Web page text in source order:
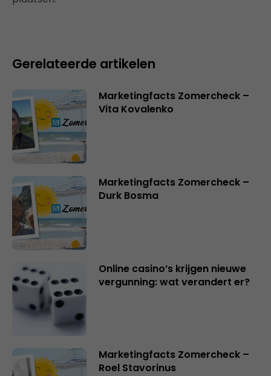
Gerelateerde artikelen
Marketingfacts Zomercheck –
Vita Kovalenko
Marketingfacts Zomercheck –
Durk Bosma
Online casino’s krijgen nieuwe
vergunning: wat verandert er?
Marketingfacts Zomercheck –
Roel Stavorinus